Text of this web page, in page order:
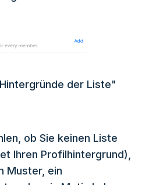
der Liste"
ob Sie keinen Liste
Ihren Profilhintergrund),
Muster, ein